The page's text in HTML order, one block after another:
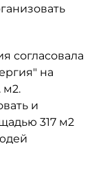
согласовала
на
м2.
и
317 м2